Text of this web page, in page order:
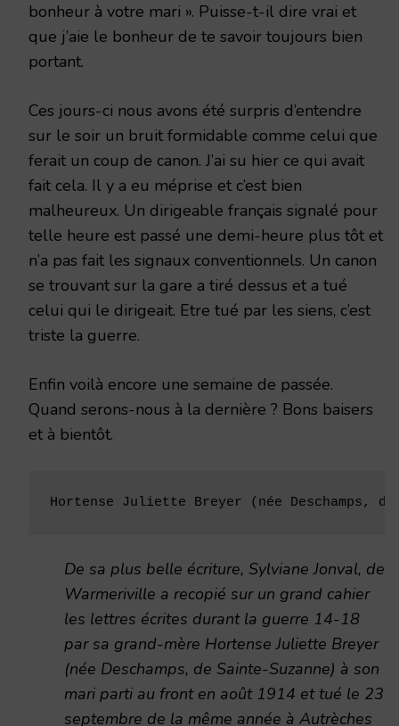
bonheur à votre mari ». Puisse-t-il dire vrai et
que j’aie le bonheur de te savoir toujours bien
portant.
Ces jours-ci nous avons été surpris d’entendre
sur le soir un bruit formidable comme celui que
ferait un coup de canon. J’ai su hier ce qui avait
fait cela. Il y a eu méprise et c’est bien
malheureux. Un dirigeable français signalé pour
telle heure est passé une demi-heure plus tôt et
n’a pas fait les signaux conventionnels. Un canon
se trouvant sur la gare a tiré dessus et a tué
celui qui le dirigeait. Etre tué par les siens, c’est
triste la guerre.
Enfin voilà encore une semaine de passée.
Quand serons-nous à la dernière ? Bons baisers
et à bientôt.
Hortense Juliette Breyer (née Deschamps,
De sa plus belle écriture, Sylviane Jonval, de
Warmeriville a recopié sur un grand cahier
les lettres écrites durant la guerre 14-18
par sa grand-mère Hortense Juliette Breyer
(née Deschamps, de Sainte-Suzanne) à son
mari parti au front en août 1914 et tué le 23
septembre de la même année à Autrèches